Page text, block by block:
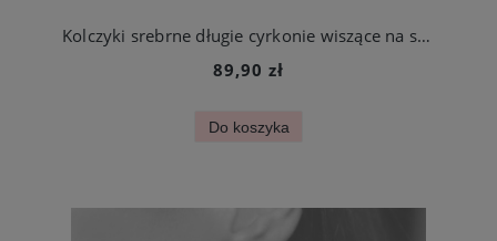
Kolczyki srebrne długie cyrkonie wiszące na studniówkę
89,90 zł
Do koszyka